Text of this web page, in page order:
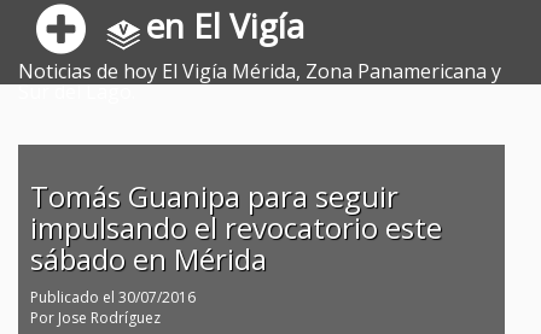
en El Vigía
Noticias de hoy El Vigía Mérida, Zona Panamericana y
Sur del Lago.
Tomás Guanipa para seguir
impulsando el revocatorio este
sábado en Mérida
Publicado el 30/07/2016
Por Jose Rodríguez